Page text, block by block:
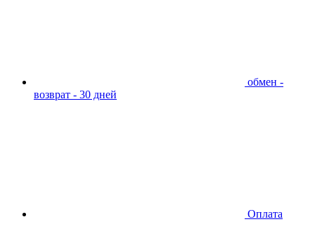
обмен -
возврат - 30 дней
Оплата